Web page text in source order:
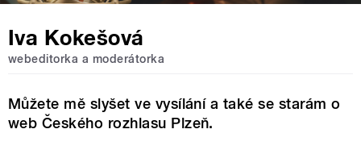
Iva Kokešová
webeditorka a moderátorka
Můžete mě slyšet ve vysílání a také se starám o
web Českého rozhlasu Plzeň.